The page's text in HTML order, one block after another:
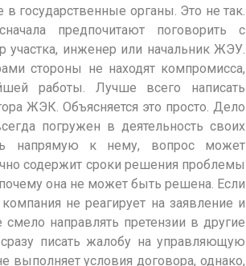
государственные органы. Это не так.
предпочитают поговорить с
участка, инженер или начальник ЖЭУ.
стороны не находят компромисса,
работы. Лучше всего написать
ЖЭК. Объясняется это просто. Дело
погружен в деятельность своих
напрямую к нему, вопрос может
содержит сроки решения проблемы
она не может быть решена. Если
не реагирует на заявление и
направлять претензии в другие
писать жалобу на управляющую
условия договора, однако,